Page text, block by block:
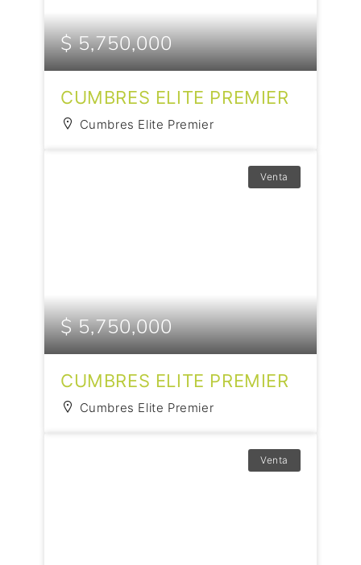
$ 5,750,000
CUMBRES ELITE PREMIER
Cumbres Elite Premier
Venta
$ 5,750,000
CUMBRES ELITE PREMIER
Cumbres Elite Premier
Venta